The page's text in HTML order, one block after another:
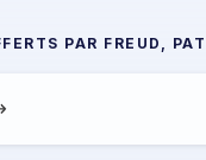
PAR FREUD,